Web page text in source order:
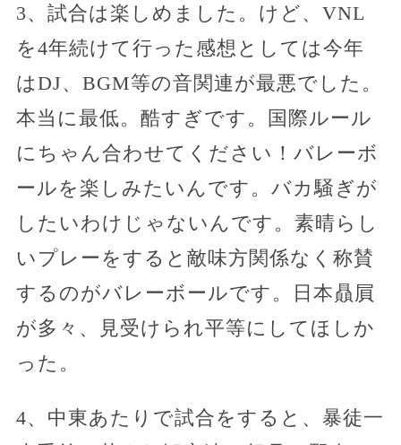
3、試合は楽しめました。けど、VNL
を4年続けて行った感想としては今年
はDJ、BGM等の音関連が最悪でした。
本当に最低。酷すぎです。国際ルール
にちゃん合わせてください！バレーボ
ールを楽しみたいんです。バカ騒ぎが
したいわけじゃないんです。素晴らし
いプレーをすると敵味方関係なく称賛
するのがバレーボールです。日本贔屓
が多々、見受けられ平等にしてほしか
った。
4、中東あたりで試合をすると、暴徒一